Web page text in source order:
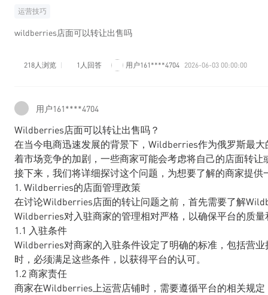
运营技巧
wildberries店面可以转让出售吗
218人浏览 1人回答 用户161****4704 2026-06-03 00:00:00
用户161****4704
Wildberries店面可以转让出售吗？
在当今电商迅速发展的背景下，Wildberries作为俄罗斯最
着市场竞争的加剧，一些商家可能会考虑将自己的店面转
接下来，我们将详细探讨这个问题，为想要了解的商家提供
1. Wildberries的店面管理政策
在讨论Wildberries店面的转让问题之前，首先需要了解
Wildberries对入驻商家的管理相对严格，以确保平台的质
1.1 入驻条件
Wildberries对商家的入驻条件设定了明确的标准，包括营
时，必须满足这些条件，以获得平台的认可。
1.2 商家责任
商家在Wildberries上运营店铺时，需要遵循平台的相关规